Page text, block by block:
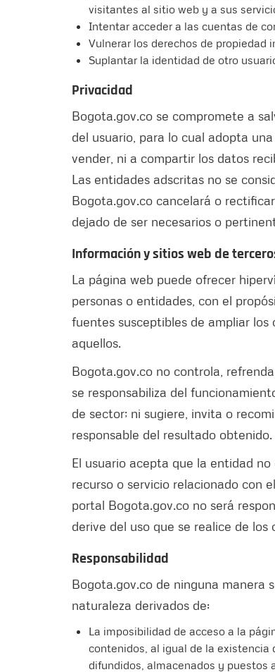
visitantes al sitio web y a sus
Intentar acceder a las cuentas de
Vulnerar los derechos de propiedad
Suplantar la identidad de otro
Privacidad
Bogota.gov.co se compromete a
del usuario, para lo cual adopta
vender, ni a compartir los datos
Las entidades adscritas no se
Bogota.gov.co cancelará o
dejado de ser necesarios o
Información y sitios web de
La página web puede ofrecer
personas o entidades, con el
fuentes susceptibles de ampliar
aquellos.
Bogota.gov.co no controla,
se responsabiliza del
de sector; ni sugiere, invita o
responsable del resultado obtenido.
El usuario acepta que la entidad
recurso o servicio relacionado con
portal Bogota.gov.co no será
derive del uso que se realice de
Responsabilidad
Bogota.gov.co de ninguna manera
naturaleza derivados de:
La imposibilidad de acceso a la
contenidos, al igual de la existencia
difundidos, almacenados y puestos